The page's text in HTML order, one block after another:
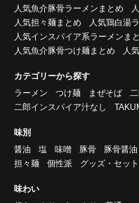
人気魚介豚骨ラーメンまとめ
人気担々麺まとめ
人気鶏白湯
人気インスパイア系ラーメンま
人気魚介豚骨つけ麺まとめ
人
カテゴリーから探す
ラーメン
つけ麺 まぜそば
二郎インスパイア汁なし
味別
醤油
塩 味噌 豚骨 豚骨醤油
担々麺
個性派 グッズ・セット
味わい